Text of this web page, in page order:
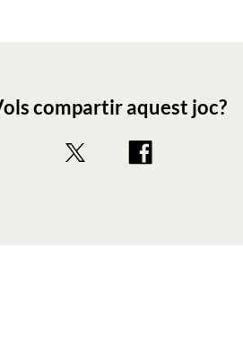
compartir aquest joc?